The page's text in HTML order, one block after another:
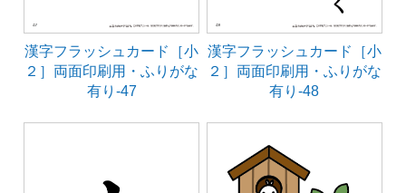
漢字フラッシュカード［小
２］両面印刷用・ふりがな
有り-47
漢字フラッシュカード［小
２］両面印刷用・ふりがな
有り-48